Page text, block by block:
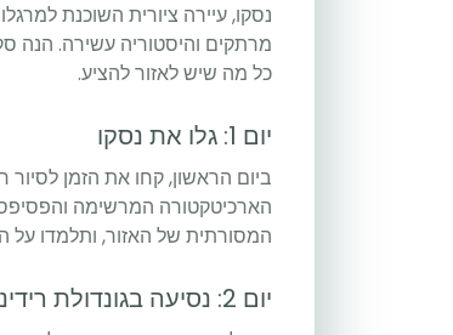
נסקו, עיירה ציורית השוכנת
מרתקים והיסטוריה עשירה. הנה
כל מה שיש לאזור להציע.
יום 1: גלו את נסקו
ביום הראשון, קחו את הזמן לסיור
הארכיטקטורה המרשימה
המסורתית של האזור, ותלמדו על
יום 2: נסיעה בגונדולת רידינג GS